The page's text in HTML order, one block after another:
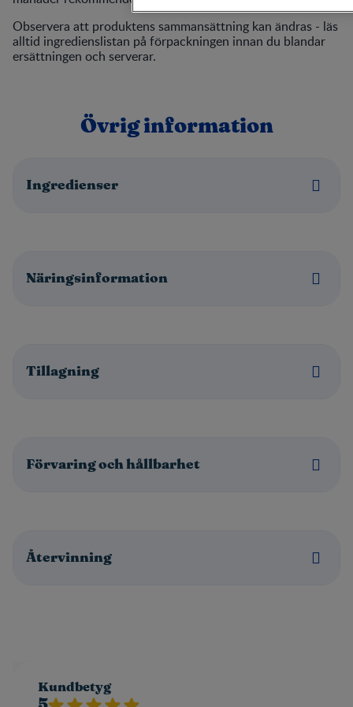
Observera att produktens sammansättning kan ändras - läs
alltid ingredienslistan på förpackningen innan du blandar
ersättningen och serverar.
Övrig information
Ingredienser
Näringsinformation
Tillagning
Förvaring och hållbarhet
Återvinning
Kundbetyg